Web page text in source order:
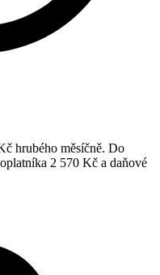
hrubého měsíčně. Do
2 570 Kč a daňové